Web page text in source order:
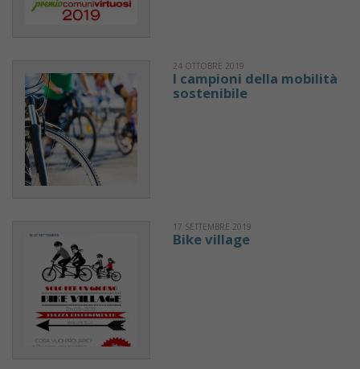
24 OTTOBRE 2019
I campioni della mobilità
sostenibile
17 SETTEMBRE 2019
Bike village